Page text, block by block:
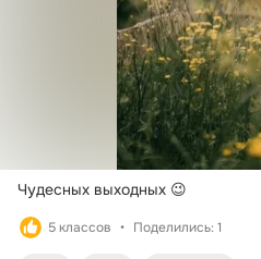
Чудесных выходных 😉
5 классов Поделились: 1